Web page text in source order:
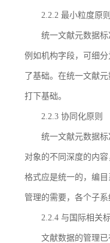
2.2.2 最小粒度原
统一文献元数据
例如机构字段，可细
了基础。在统一文献
打下基础。
2.2.3 协同化原则
统一文献元数据
对象的不同深度的内
格式应是统一的，编
管理的需要，各个子
2.2.4 与国际相关
文献数据的管理